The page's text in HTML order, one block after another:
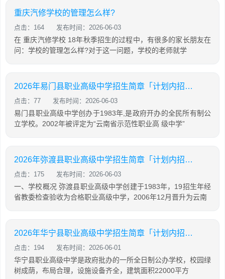
重庆汽修学校的管理怎么样?
点击：164 发布时间：2026-06-03
在 重庆汽修学校 18年秋季招生的过程中，有很多的家长朋友在
问：学校的管理怎么样?对于这一问题，学校的老师就学
2026年易门县职业高级中学招生简章「计划内招生」
点击：77 发布时间：2026-06-03
易门县职业高级中学创办于1983年,是政府开办的全民所有制公
立学校。2002年被评定为“云南省示范性职业高 级中学”
2026年弥渡县职业高级中学招生简章「计划内招生」
点击：175 发布时间：2026-06-03
一、学校概况 弥渡县职业高级中学创建于1983年，19招生年经
省教委检查验收为合格职业高级中学，2006年12月晋升为云南
2026年华宁县职业高级中学招生简章「计划内招生」
点击：194 发布时间：2026-06-01
华宁县职业高级中学是政府批办的一所全日制公办学校，校园绿
树成荫，布局合理，设施设备齐全，建筑面积22000平方